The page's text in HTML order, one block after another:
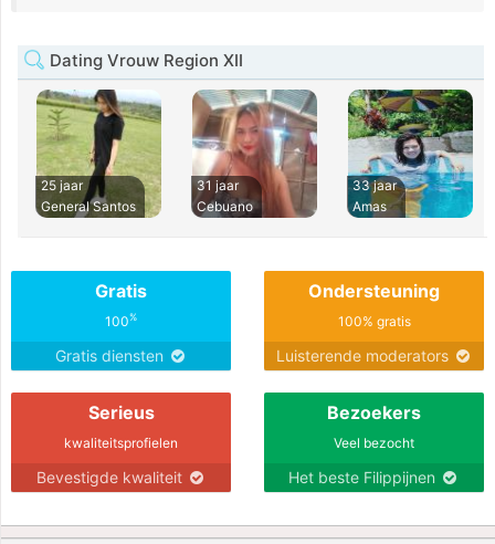
Dating Vrouw Region XII
25 jaar
General Santos
31 jaar
Cebuano
33 jaar
Amas
Gratis
100%
Gratis diensten
Ondersteuning
100% gratis
Luisterende moderators
Serieus
kwaliteitsprofielen
Bevestigde kwaliteit
Bezoekers
Veel bezocht
Het beste Filippijnen